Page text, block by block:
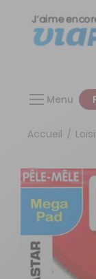
Menu
Accueil